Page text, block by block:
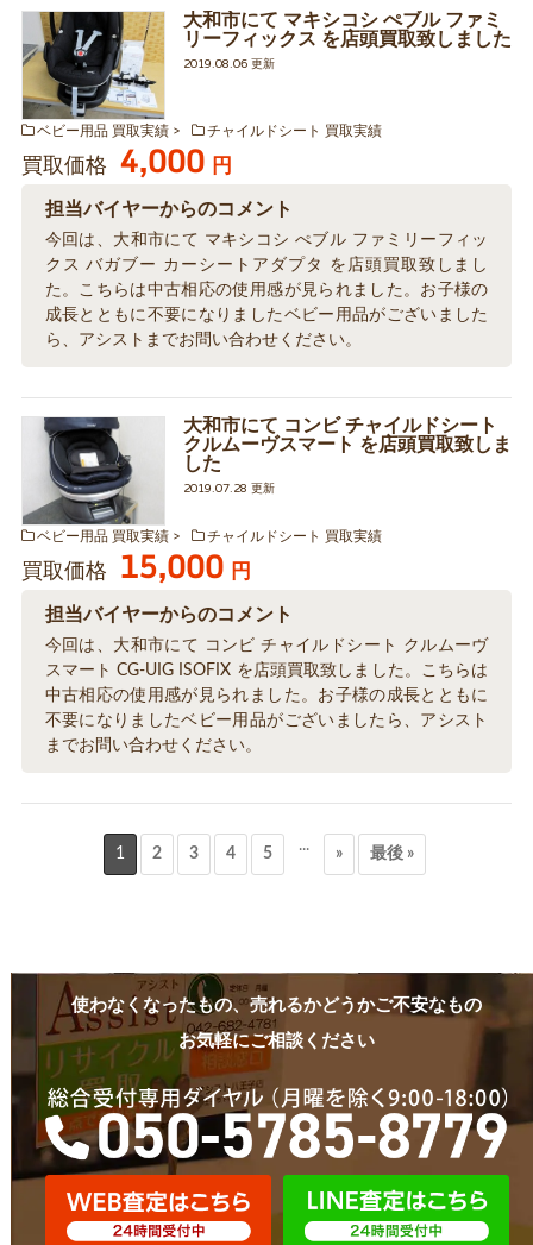
大和市にて マキシコシ ぺブル ファミ
リーフィックス を店頭買取致しました
2019.08.06 更新
ベビー用品 買取実績 チャイルドシート 買取実績
買取価格 4,000 円
担当バイヤーからのコメント
今回は、大和市にて マキシコシ ぺブル ファミリーフィッ
クス バガブー カーシートアダプタ を店頭買取致しまし
た。こちらは中古相応の使用感が見られました。お子様の
成長とともに不要になりましたベビー用品がございました
ら、アシストまでお問い合わせください。
大和市にて コンビ チャイルドシート
クルムーヴスマート を店頭買取致しま
した
2019.07.28 更新
ベビー用品 買取実績 チャイルドシート 買取実績
買取価格 15,000 円
担当バイヤーからのコメント
今回は、大和市にて コンビ チャイルドシート クルムーヴ
スマート CG-UIG ISOFIX を店頭買取致しました。こちらは
中古相応の使用感が見られました。お子様の成長とともに
不要になりましたベビー用品がございましたら、アシスト
までお問い合わせください。
1 2 3 4 5 ... » 最後 »
使わなくなったもの、売れるかどうかご不安なもの
お気軽にご相談ください